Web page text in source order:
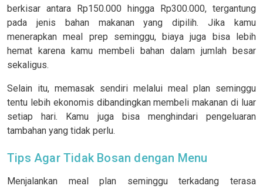
berkisar antara Rp150.000 hingga Rp300.000, tergantung
pada jenis bahan makanan yang dipilih. Jika kamu
menerapkan meal prep seminggu, biaya juga bisa lebih
hemat karena kamu membeli bahan dalam jumlah besar
sekaligus.
Selain itu, memasak sendiri melalui meal plan seminggu
tentu lebih ekonomis dibandingkan membeli makanan di luar
setiap hari. Kamu juga bisa menghindari pengeluaran
tambahan yang tidak perlu.
Tips Agar Tidak Bosan dengan Menu
Menjalankan meal plan seminggu terkadang terasa